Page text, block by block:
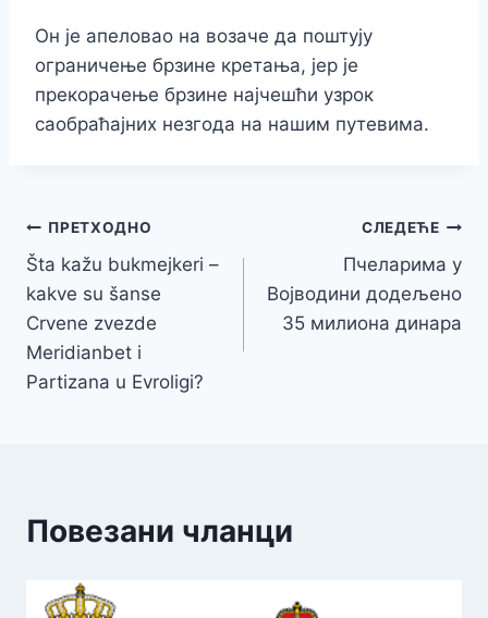
Он је апеловао на возаче да поштују
ограничење брзине кретања, јер је
прекорачење брзине најчешћи узрок
саобраћајних незгода на нашим путевима.
Кретање
чланка
ПРЕТХОДНО
Šta kažu bukmejkeri –
kakve su šanse
Crvene zvezde
Meridianbet i
Partizana u Evroligi?
СЛЕДЕЋЕ
Пчеларима у
Војводини додељено
35 милиона динара
Повезани чланци